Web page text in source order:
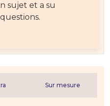
sujet et a su
Sur mesure